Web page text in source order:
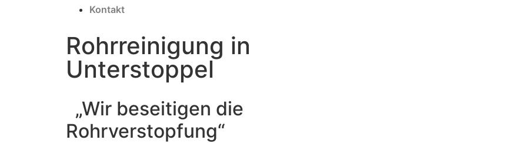
Kontakt
Rohrreinigung in
Unterstoppel
„Wir beseitigen die
Rohrverstopfung“